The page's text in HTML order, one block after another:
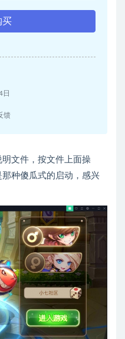
买
日
馈
文件，按文件上面操
种傻瓜式的启动，感兴